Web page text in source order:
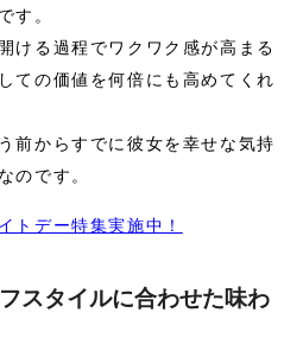
す。
ける過程でワクワク感が高まる
ての価値を何倍にも高めてくれ
前からすでに彼女を幸せな気持
のです。
トデー特集実施中！
スタイルに合わせた味わ